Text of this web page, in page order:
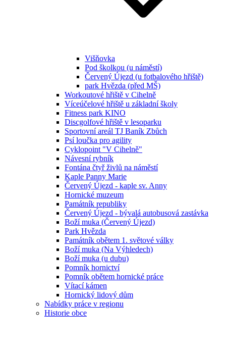
Višňovka
Pod školkou (u náměstí)
Červený Újezd (u fotbalového hřiště)
park Hvězda (před MŠ)
Workoutové hřiště v Cihelně
Víceúčelové hřiště u základní školy
Fitness park KINO
Discgolfové hřiště v lesoparku
Sportovní areál TJ Baník Zbůch
Psí loučka pro agility
Cyklopoint "V Cihelně"
Návesní rybník
Fontána čtyř živlů na náměstí
Kaple Panny Marie
Červený Újezd - kaple sv. Anny
Hornické muzeum
Památník republiky
Červený Újezd - bývalá autobusová zastávka
Boží muka (Červený Újezd)
Park Hvězda
Památník obětem 1. světové války
Boží muka (Na Výhledech)
Boží muka (u dubu)
Pomník hornictví
Pomník obětem hornické práce
Vítací kámen
Hornický lidový dům
Nabídky práce v regionu
Historie obce